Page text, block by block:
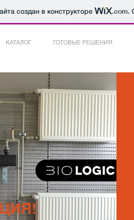
создан в конструкторе .com.
КАТАЛОГ ГОТОВЫЕ РЕШЕНИЯ